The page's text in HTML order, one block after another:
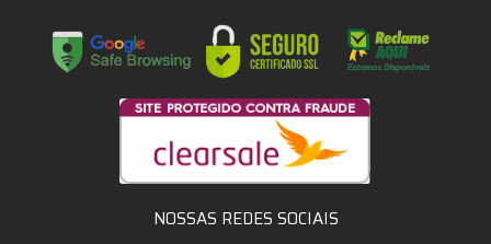
NOSSAS REDES SOCIAIS